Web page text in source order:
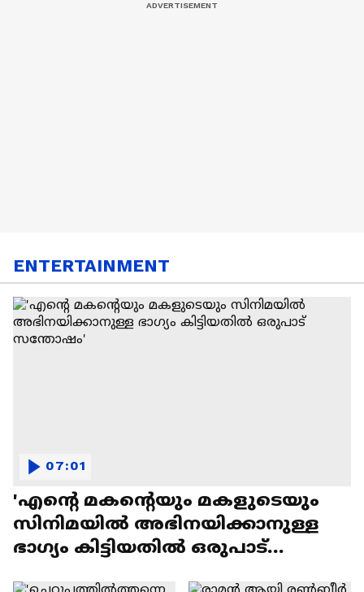
ENTERTAINMENT
'എന്റെ മകന്റെയും മകളുടെയും
സിനിമയിൽ അഭിനയിക്കാനുള്ള
ഭാഗ്യം കിട്ടിയതിൽ ഒരുപാട്
07:01